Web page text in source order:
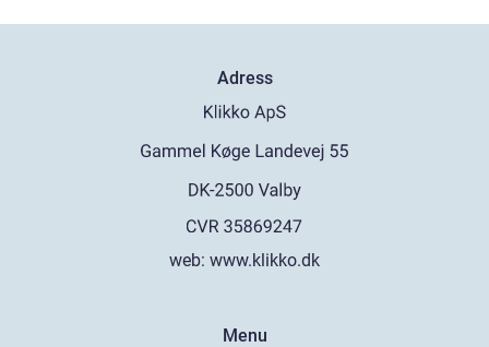
Adress
web: www.klikko.dk
Menu